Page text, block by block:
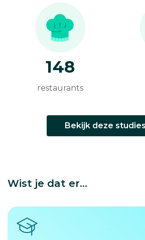
148
restaurants
Bekijk deze
Wist je dat er...